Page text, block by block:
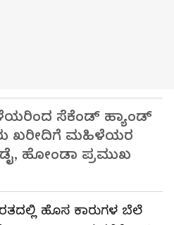
ಸೆಕೆಂಡ್ ಹ್ಯಾಂಡ್
ಖರೀದಿಗೆ ಮಹಿಳೆಯರ
ಹೋಂಡಾ ಪ್ರಮುಖ
ಹೊಸ ಕಾರುಗಳ ಬೆಲೆ